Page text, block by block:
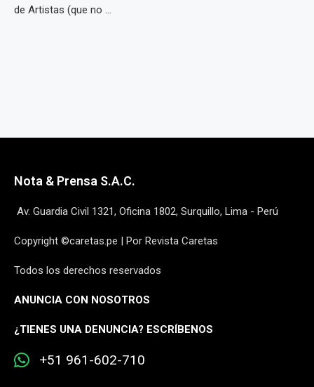
de Artistas (que no ...
Nota & Prensa S.A.C.
Av. Guardia Civil 1321, Oficina 1802, Surquillo, Lima - Perú
Copyright ©caretas.pe | Por Revista Caretas
Todos los derechos reservados
ANUNCIA CON NOSOTROS
¿TIENES UNA DENUNCIA? ESCRÍBENOS
+51 961-602-710